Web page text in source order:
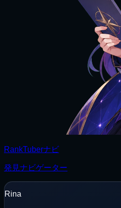
RankTuberナビ
発見ナビゲーター
Rina